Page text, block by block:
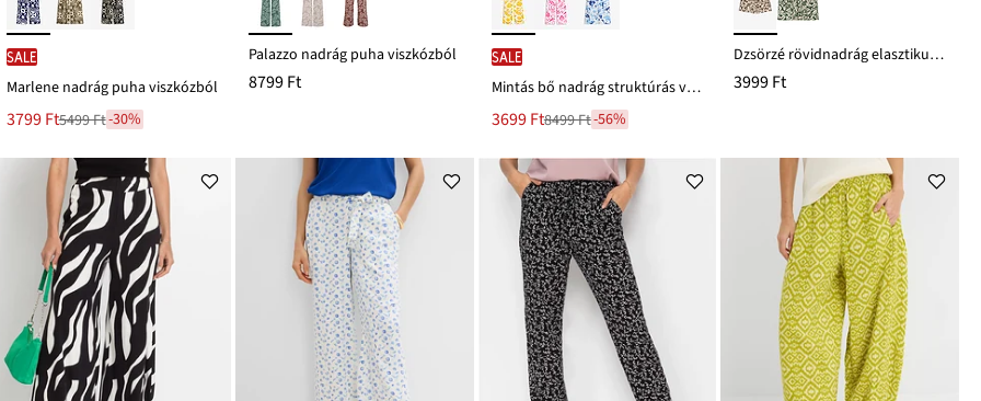
SALE
Marlene nadrág puha viszkózból
Új
3799 Ft
Leárazva5499 Ft-30%
Palazzo nadrág puha viszkózból
8799 Ft
SALE
Mintás bő nadrág struktúrás viszkózból
Új
3699 Ft
Leárazva
Ft-
ról
8499 Ft-56%
Dzsörzé rövidnadrág elasztikus pamutkeverékből
3999 Ft